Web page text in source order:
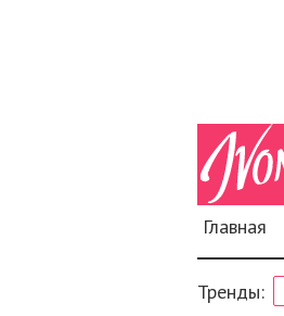
Главная
Тренды: